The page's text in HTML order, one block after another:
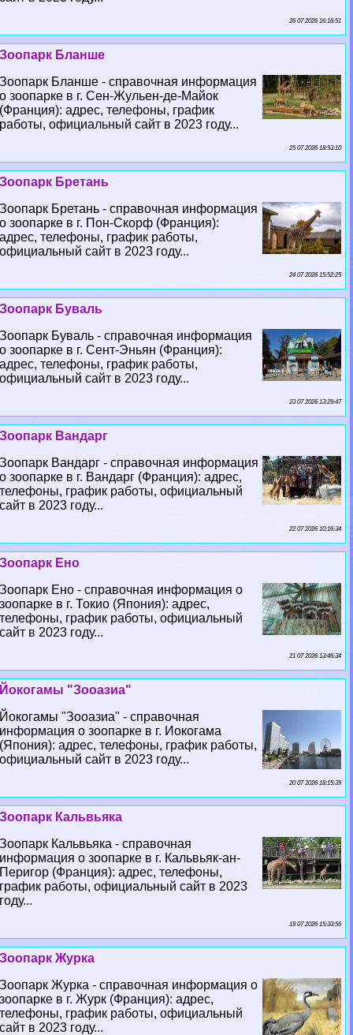
26 07 2026 16:16:51
Зоопарк Бланше
Зоопарк Бланше - справочная информация
о зоопарке в г. Сен-Жульен-де-Майок
(Франция): адрес, телефоны, график
работы, официальный сайт в 2023 году...
25 07 2026 18:53:10
Зоопарк Бретань
Зоопарк Бретань - справочная информация
о зоопарке в г. Пон-Скорф (Франция):
адрес, телефоны, график работы,
официальный сайт в 2023 году...
24 07 2026 15:52:25
Зоопарк Буваль
Зоопарк Буваль - справочная информация
о зоопарке в г. Сент-Эньян (Франция):
адрес, телефоны, график работы,
официальный сайт в 2023 году...
23 07 2026 13:29:47
Зоопарк Вандарг
Зоопарк Вандарг - справочная информация
о зоопарке в г. Вандарг (Франция): адрес,
телефоны, график работы, официальный
сайт в 2023 году...
22 07 2026 10:16:34
Зоопарк Ено
Зоопарк Ено - справочная информация о
зоопарке в г. Токио (Япония): адрес,
телефоны, график работы, официальный
сайт в 2023 году...
21 07 2026 13:46:34
Йокогамы "Зооазиа"
Йокогамы "Зооазиа" - справочная
информация о зоопарке в г. Иокогама
(Япония): адрес, телефоны, график работы,
официальный сайт в 2023 году...
20 07 2026 18:15:39
Зоопарк Кальвьяка
Зоопарк Кальвьяка - справочная
информация о зоопарке в г. Кальвьяк-ан-
Перигор (Франция): адрес, телефоны,
график работы, официальный сайт в 2023
году...
19 07 2026 15:33:56
Зоопарк Журка
Зоопарк Журка - справочная информация о
зоопарке в г. Журк (Франция): адрес,
телефоны, график работы, официальный
сайт в 2023 году...